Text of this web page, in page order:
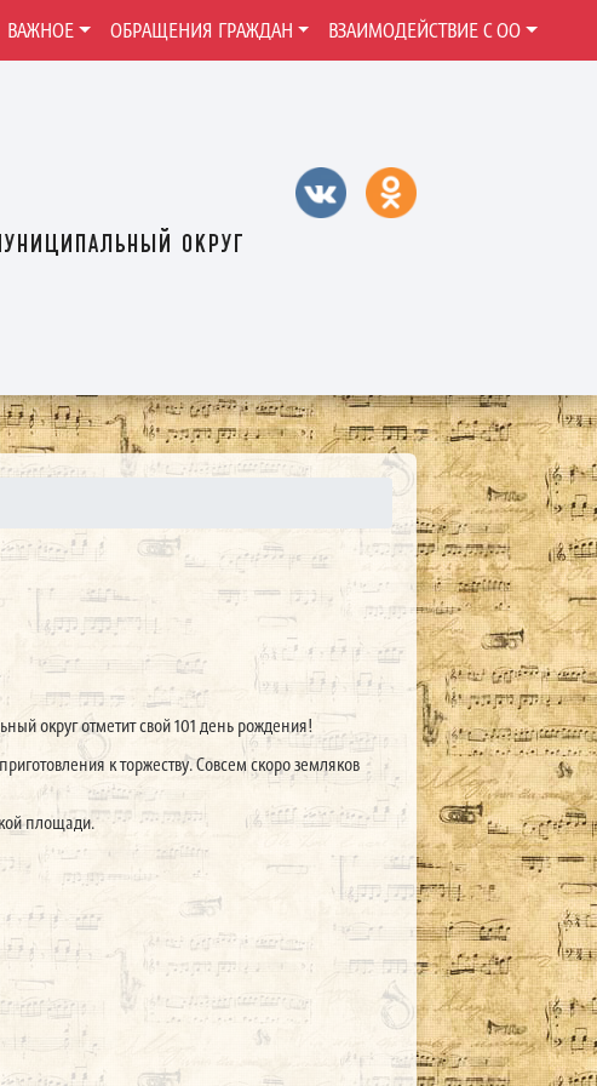
округ
ВАЖНОЕ ОБРАЩЕНИЯ ГРАЖДАН ВЗАИМОДЕЙСТВИЕ С ОО
округ отметит свой 101 день рождения!
к торжеству. Совсем скоро земляков
площади.